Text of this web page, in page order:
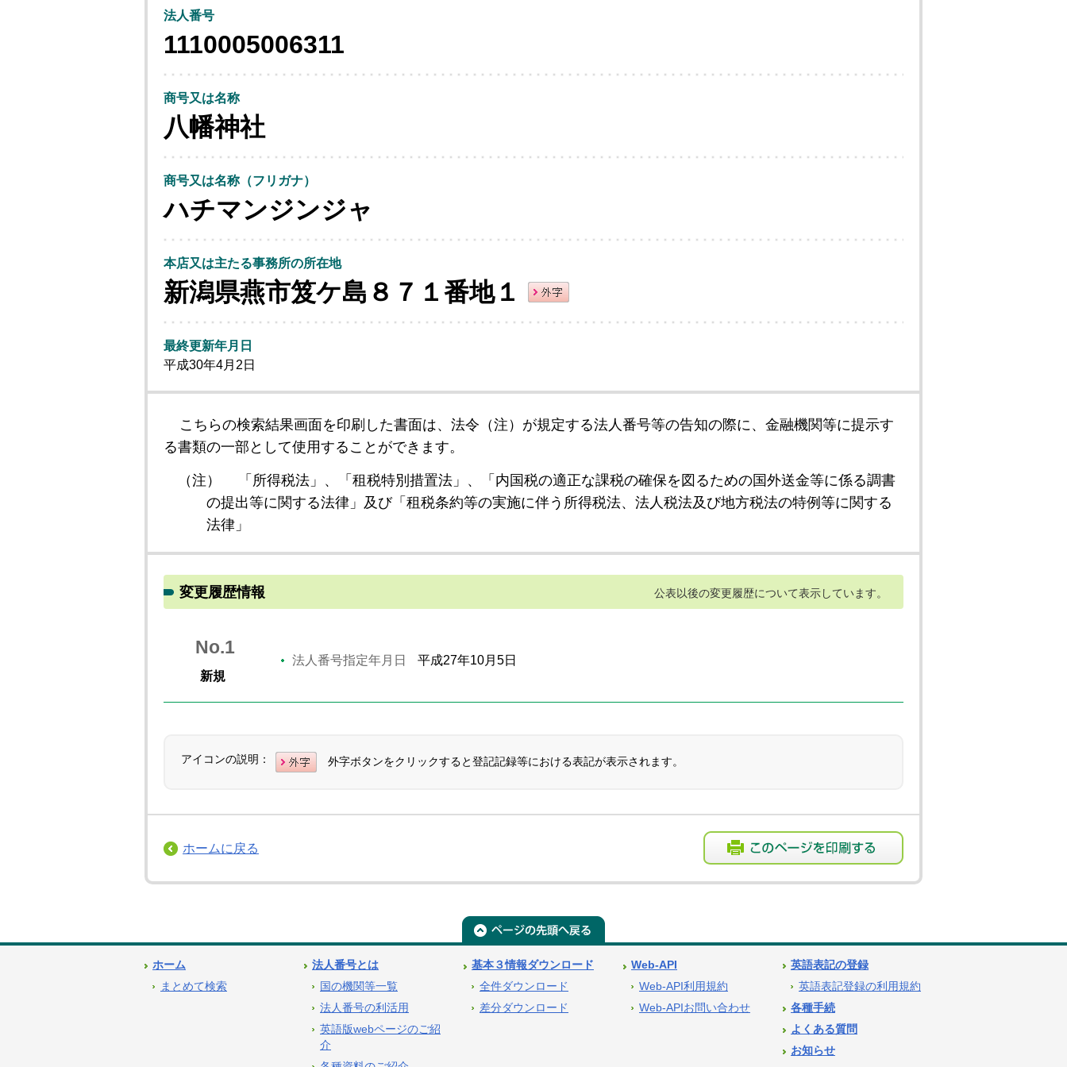
法人番号
1110005006311
商号又は名称
八幡神社
商号又は名称（フリガナ）
ハチマンジンジャ
本店又は主たる事務所の所在地
新潟県燕市笈ケ島８７１番地１
最終更新年月日
平成30年4月2日
こちらの検索結果画面を印刷した書面は、法令（注）が規定する法人番号等の告知の際に、金融機関等に提示す
る書類の一部として使用することができます。
（注）
「所得税法」、「租税特別措置法」、「内国税の適正な課税の確保を図るための国外送金等に係る調書
の提出等に関する法律」及び「租税条約等の実施に伴う所得税法、法人税法及び地方税法の特例等に関する
法律」
変更履歴情報 公表以後の変更履歴について表示しています。
No.1
新規
法人番号指定年月日 平成27年10月5日
アイコンの説明： 外字ボタンをクリックすると登記記録等における表記が表示されます。
ホームに戻る
ホーム
まとめて検索
法人番号とは
国の機関等一覧
法人番号の利活用
英語版webページのご紹
介
基本３情報ダウンロード
全件ダウンロード
差分ダウンロード
Web-API
Web-API利用規約
Web-APIお問い合わせ
英語表記の登録
英語表記登録の利用規約
各種手続
よくある質問
お知らせ